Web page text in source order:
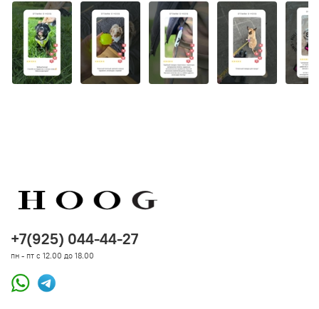
+7(925) 044-44-27
пн - пт с 12.00 до 18.00